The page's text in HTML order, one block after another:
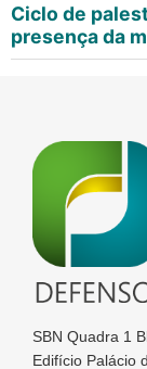
Ciclo de
presença da
SBN Quadra 1
Edifício Palácio